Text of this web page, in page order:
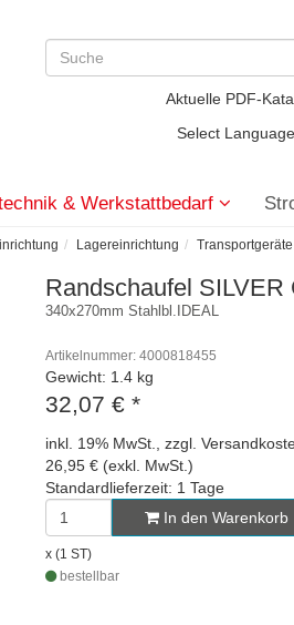
Aktuelle PDF-
Select Language
& Werkstattbedarf
Lagereinrichtung
Randschaufel SILVER
340x270mm Stahlbl.IDEAL
Artikelnummer: 4000818455
Gewicht: 1.4 kg
32,07 € *
inkl. 19% MwSt., zzgl.
26,95 € (exkl. MwSt.)
Standardlieferzeit: 1 Tage
In den Warenkorb
x (1 ST)
bestellbar